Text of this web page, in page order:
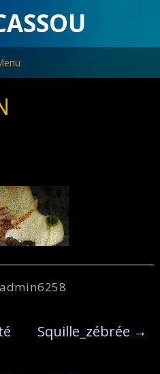
admin6258
Squille_zébrée →